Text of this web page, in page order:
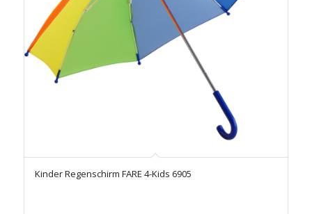
Kinder Regenschirm FARE 4-Kids 6905